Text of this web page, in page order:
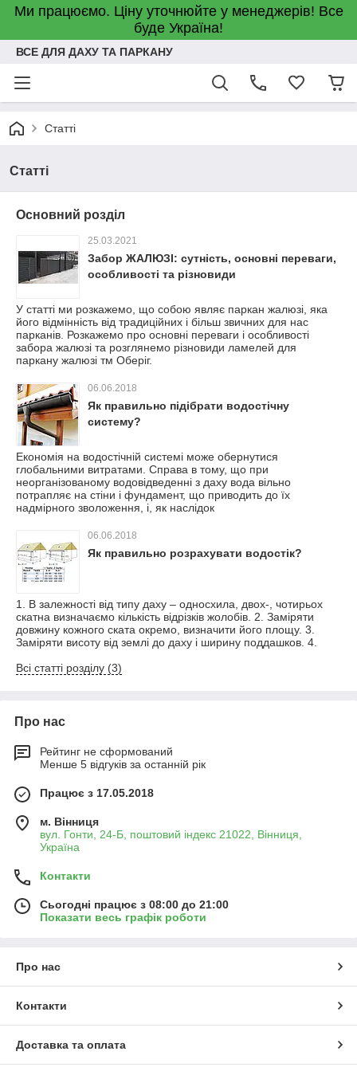
Ми працюємо. Ціну уточнюйте у менеджерів! Все
буде Україна!
ВСЕ ДЛЯ ДАХУ ТА ПАРКАНУ
Статті
Статті
Основний розділ
25.03.2021
Забор ЖАЛЮЗІ: сутність, основні переваги,
особливості та різновиди
У статті ми розкажемо, що собою являє паркан жалюзі, яка
його відмінність від традиційних і більш звичних для нас
парканів. Розкажемо про основні переваги і особливості
забора жалюзі та розглянемо різновиди ламелей для
паркану жалюзі тм Оберіг.
06.06.2018
Як правильно підібрати водостічну
систему?
Економія на водостічній системі може обернутися
глобальними витратами. Справа в тому, що при
неорганізованому водовідведенні з даху вода вільно
потрапляє на стіни і фундамент, що приводить до їх
надмірного зволоження, і, як наслідок
06.06.2018
Як правильно розрахувати водостік?
1. В залежності від типу даху – односхила, двох-, чотирьох
скатна визначаємо кількість відрізків жолобів. 2. Заміряти
довжину кожного ската окремо, визначити його площу. 3.
Заміряти висоту від землі до даху і ширину поддашков. 4.
Всі статті розділу (3)
Про нас
Рейтинг не сформований
Менше 5 відгуків за останній рік
Працює з 17.05.2018
м. Вінниця
вул. Гонти, 24-Б, поштовий індекс 21022, Вінниця,
Україна
Контакти
Сьогодні працює з 08:00 до 21:00
Показати весь графік роботи
Про нас
Контакти
Доставка та оплата